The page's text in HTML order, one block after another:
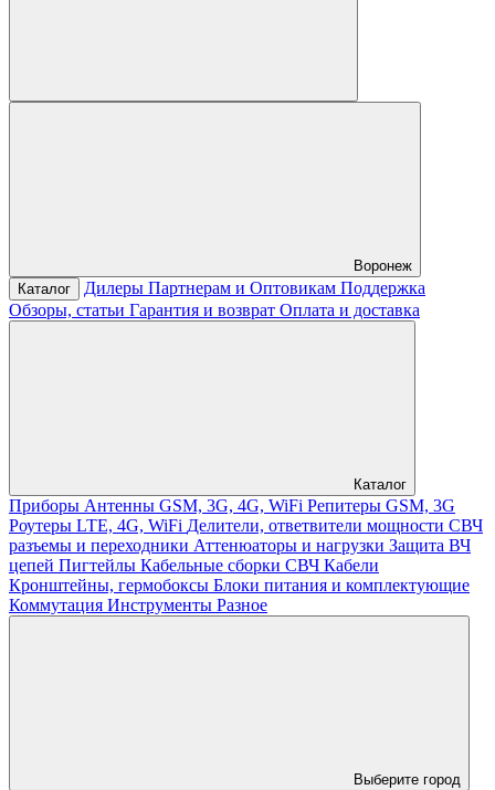
Воронеж
Каталог
Дилеры Партнерам и Оптовикам Поддержка
Обзоры, статьи Гарантия и возврат Оплата и доставка
Каталог
Приборы Антенны GSM, 3G, 4G, WiFi Репитеры GSM, 3G
Роутеры LTE, 4G, WiFi Делители, ответвители мощности СВЧ
разъемы и переходники Аттенюаторы и нагрузки Защита ВЧ
цепей Пигтейлы Кабельные сборки СВЧ Кабели
Кронштейны, гермобоксы Блоки питания и комплектующие
Коммутация Инструменты Разное
Выберите город